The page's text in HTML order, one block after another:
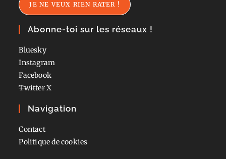
JE NE VEUX RIEN RATER !
Abonne-toi sur les réseaux !
Bluesky
Instagram
Facebook
TwitterX
Navigation
Contact
Politique de cookies